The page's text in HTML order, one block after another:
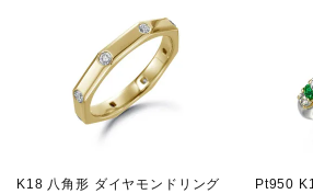
K18 八角形 ダイヤモンドリング
Pt950